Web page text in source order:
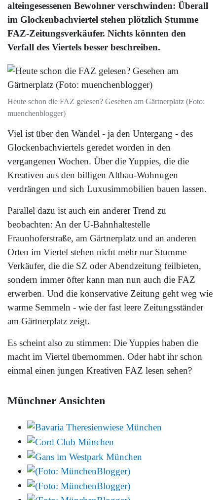
alteingesessenen Bewohner verschwinden: Überall
im Glockenbachviertel stehen plötzlich Stumme
FAZ-Zeitungsverkäufer. Nichts könnten den
Verfall des Viertels besser beschreiben.
Heute schon die FAZ gelesen? Gesehen am Gärtnerplatz (Foto:
muenchenblogger)
Viel ist über den Wandel - ja den Untergang - des
Glockenbachviertels geredet worden in den
vergangenen Wochen. Über die Yuppies, die die
Kreativen aus den billigen Altbau-Wohnugen
verdrängen und sich Luxusimmobilien bauen lassen.
Parallel dazu ist auch ein anderer Trend zu
beobachten: An der U-Bahnhaltestelle
Fraunhoferstraße, am Gärtnerplatz und an anderen
Orten im Viertel stehen nicht mehr nur Stumme
Verkäufer, die die SZ oder Abendzeitung feilbieten,
sondern immer öfter kann man nun auch die FAZ
erwerben. Und die konservative Zeitung geht weg wie
warme Semmeln - wie der fast leere Zeitungsständer
am Gärtnerplatz zeigt.
Es scheint also zu stimmen: Die Yuppies haben die
macht im Viertel übernommen. Oder habt ihr schon
einmal einen jungen Kreativen FAZ lesen sehen?
Münchner Ansichten